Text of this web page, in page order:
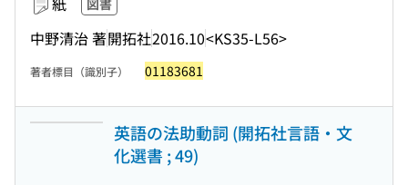
図書
中野清治 著開拓社2016.10<KS35-L56>
著者標目（識別子） 01183681
英語の法助動詞 (開拓社言語・文
化選書 ; 49)